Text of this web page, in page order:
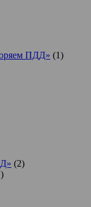
ПДД» (1)
(2)